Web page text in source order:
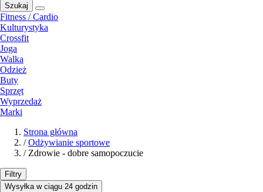
Szukaj
Fitness / Cardio
Kulturystyka
Crossfit
Joga
Walka
Odzież
Buty
Sprzęt
Wyprzedaż
Marki
Strona główna
/ Odżywianie sportowe
/ Zdrowie - dobre samopoczucie
Filtry
Wysyłka w ciągu 24 godzin